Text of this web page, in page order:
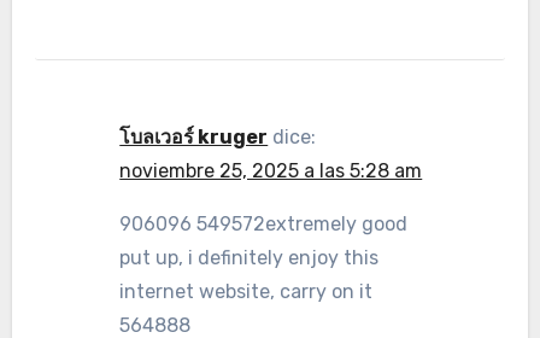
โบลเวอร์ kruger dice:
noviembre 25, 2025 a las 5:28 am
906096 549572extremely good
put up, i definitely enjoy this
internet website, carry on it
564888